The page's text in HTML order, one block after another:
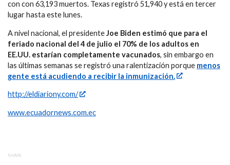
con con 63,193 muertos. Texas registró 51,940 y está en tercer
lugar hasta este lunes.
A nivel nacional, el presidenteJoe Biden estimó que para el
feriado nacional del 4 de julio el 70% de los adultos en
EE.UU. estarían completamente vacunados, sin embargo en
las últimas semanas se registró una ralentización porque menos
gente está acudiendo a recibir la inmunización.
http://eldiariony.com/
www.ecuadornews.com.ec
SHARE